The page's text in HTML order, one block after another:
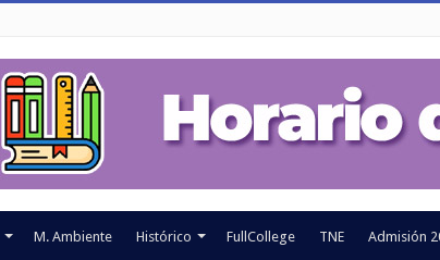
M. Ambiente Histórico FullCollege TNE Admisión